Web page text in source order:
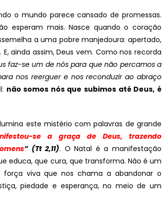
o mundo parece cansado de promessas.
esperam mais. Nasce quando o coração
a uma pobre manjedoura: apertado,
ainda assim, Deus vem. Como nos recorda
faz-se um de nós para que não percamos a
nos reerguer e nos reconduzir ao abraço
não somos nós que subimos até Deus, é
este mistério com palavras de grande
se a graça de Deus, trazendo
” (Tt 2,11). O Natal é a manifestação
educa, que cura, que transforma. Não é um
força viva que nos chama a abandonar o
piedade e esperança, no meio de um